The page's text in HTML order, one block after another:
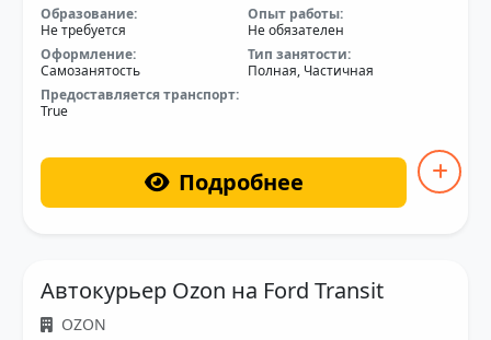
Образование:
Не требуется
Опыт работы:
Не обязателен
Оформление:
Самозанятость
Тип занятости:
Полная, Частичная
Предоставляется транспорт:
True
Подробнее
Автокурьер Ozon на Ford Transit
OZON